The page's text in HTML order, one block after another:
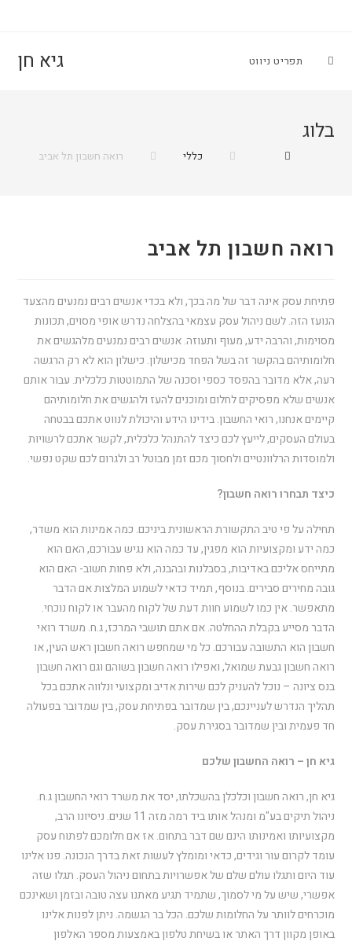
גיא חן תפריט ניווט
בלוג
כללי רואה חשבון תל אביב
רואה חשבון תל אביב
פתיחת עסק אינה דבר של מה בכך, ולא בכדי אנשים רבים נמנעים מהצעד
הנועז הזה. לשם ניהול עסק עצמאי בהצלחה נדרש אופי מסוים, תכונות
מסוימות, והרבה ידע, מעוף ותעוזה. אנשים רבים נמנעים מלהגשים את
חלומותיהם בהקשר זה בשל הפחד מכישלון. כישלון הוא לא רק הרגשה
רעה, אלא מדובר בהפסד כספי וסכנה של התמוטטות כלכלית. עבור אותם
אנשים שלא מפסיקים לחלום ומוכנים להעז ולהגשים את חלומותיהם
קיימים אנחנו, רואי החשבון. בידינו הידע והיכולת לנווט אתכם בבטחה
בעולם העסקים, לייעץ לכם כיצד להתנהל כלכלית, לקשר אתכם לרשויות
ולמוסדות הרלוונטיים ולחסוך מכם זמן מבוטל רב ולגרום לכם שקט נפשי.
כיצד תבחרו רואה חשבון?
תחילה על פי טיב התקשורת הראשונית ביניכם. כמה אמינות הוא משדר,
כמה ידע ומקצועיות הוא מפגין, עד כמה הוא נגיש עבורכם, האם הוא
מתייחס אליכם באדיבות, בסבלנות ובהבנה, ולא פחות חשוב- האם הוא
גובה מחירים סבירים. בנוסף, תמיד כדאי לשמוע המלצות אם הדבר
מתאפשר. אין כמו לשמוע חוות דעת של לקוח מהעבר או לקוח נוכחי.
הדבר מסייע בקבלת ההחלטה. אם אתם תושבי המרכז, ג.ח. משרד רואי
חשבון הוא התשובה עבורכם. כל מי שמחפש רואה חשבון ראש העין, או
רואה חשבון גבעת שמואל, ואפילו רואה חשבון בשוהם וגם רואה חשבון
בנס ציונה – נוכל להעניק לכם שירות אדיב ומקצועי ונלווה אתכם בכל
תהליך הנדרש לעניינכם, בין שמדובר בפתיחת עסק, בין שמדובר בפעולה
חד פעמית ובין שמדובר בסגירת עסק.
גיא חן – רואה החשבון שלכם
גיא חן, רואה חשבון וכלכלן בהשכלתו, יסד את משרד רואי החשבון ג.ח.
ניהול תיקים בע"מ ומנהל אותו ביד רמה מזה 11 שנים. ניסיונו הרב,
מקצועיותו ואמינותו הינם שם דבר בתחום. אז אם חלומכם לפתוח עסק
עומד לקרום עור וגידים, כדאי ומומלץ לעשות זאת בדרך הנכונה. פנו אלינו
עוד היום ותגלו עולם שלם של אפשרויות בתחום ניהול העסק. תגלו שזה
אפשרי, שיש על מי לסמוך, שתמיד תגיע מאתנו עצה טובה ובזמן ושאינכם
מוכרחים לוותר על החלומות שלכם. הכל בר הגשמה. ניתן לפנות אלינו
באופן מקוון דרך האתר או בשיחת טלפון באמצעות מספר האלפון